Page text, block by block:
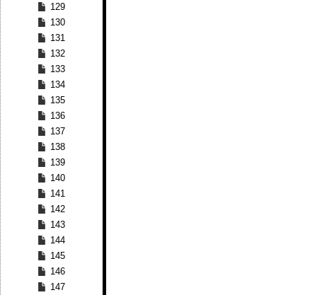
129
130
131
132
133
134
135
136
137
138
139
140
141
142
143
144
145
146
147